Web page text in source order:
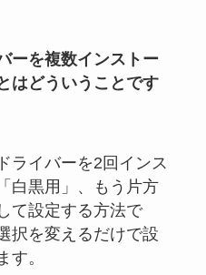
ーを複数インストー
はどういうことです
ライバーを2回インス
白黒用」、もう片方
て設定する方法で
択を変えるだけで設
す。